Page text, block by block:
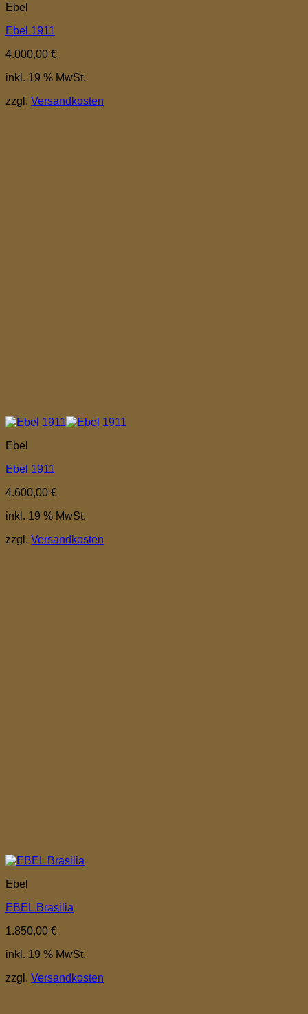
Ebel
Ebel 1911
4.000,00 €
inkl. 19 % MwSt.
zzgl. Versandkosten
Ebel
Ebel 1911
4.600,00 €
inkl. 19 % MwSt.
zzgl. Versandkosten
Ebel
EBEL Brasilia
1.850,00 €
inkl. 19 % MwSt.
zzgl. Versandkosten